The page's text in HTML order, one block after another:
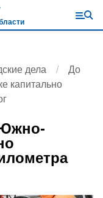
дела
До
капитально
Южно-